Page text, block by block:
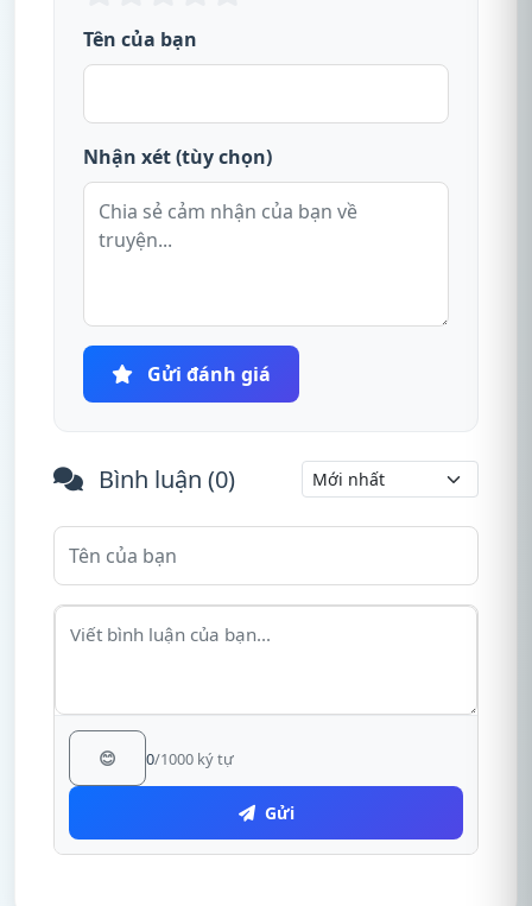
Tên của bạn
Nhận xét (tùy chọn)
Gửi đánh giá
Bình luận (0)
😊 0/1000 ký tự
Gửi